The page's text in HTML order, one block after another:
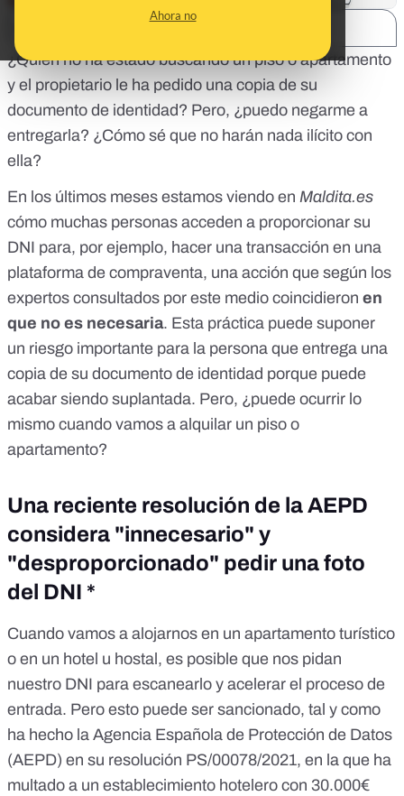
Ahora no
¿Quién no ha estado buscando un piso o apartamento
y el propietario le ha pedido una copia de su
documento de identidad? Pero, ¿puedo negarme a
entregarla? ¿Cómo sé que no harán nada ilícito con
ella?
En los últimos meses estamos viendo en Maldita.es
cómo muchas personas acceden a proporcionar su
DNI para, por ejemplo, hacer una transacción en una
plataforma de compraventa, una acción que según los
expertos consultados por este medio coincidieron en
que no es necesaria. Esta práctica puede suponer
un riesgo importante para la persona que entrega una
copia de su documento de identidad porque puede
acabar siendo suplantada. Pero, ¿puede ocurrir lo
mismo cuando vamos a alquilar un piso o
apartamento?
Una reciente resolución de la AEPD
considera "innecesario" y
"desproporcionado" pedir una foto
del DNI *
Cuando vamos a alojarnos en un apartamento turístico
o en un hotel u hostal, es posible que nos pidan
nuestro DNI para escanearlo y acelerar el proceso de
entrada. Pero esto puede ser sancionado, tal y como
ha hecho la Agencia Española de Protección de Datos
(AEPD) en su resolución PS/00078/2021, en la que ha
multado a un establecimiento hotelero con 30.000€